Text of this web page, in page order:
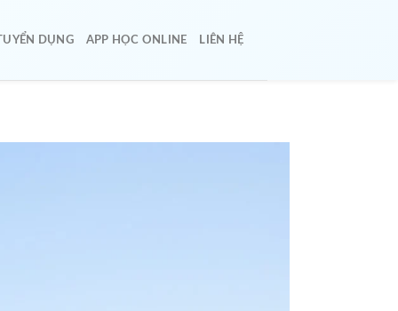
DỤNG APP HỌC ONLINE LIÊN HỆ